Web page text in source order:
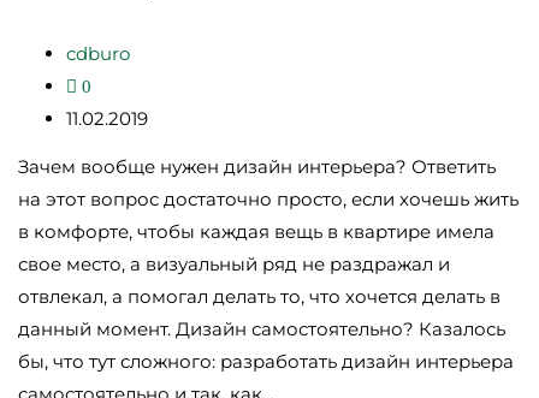
cdburo
0
11.02.2019
Зачем вообще нужен дизайн интерьера? Ответить
на этот вопрос достаточно просто, если хочешь жить
в комфорте, чтобы каждая вещь в квартире имела
свое место, а визуальный ряд не раздражал и
отвлекал, а помогал делать то, что хочется делать в
данный момент. Дизайн самостоятельно? Казалось
бы, что тут сложного: разработать дизайн интерьера
самостоятельно и так, как…